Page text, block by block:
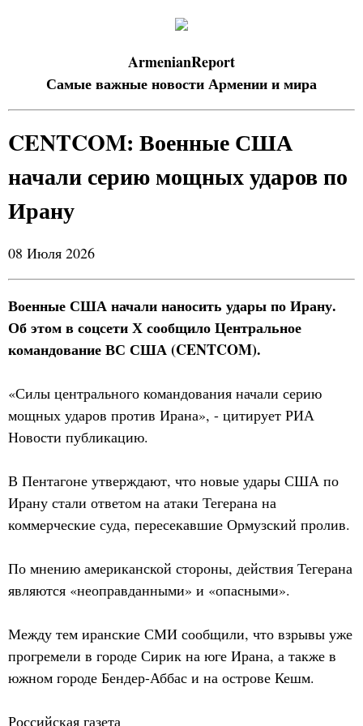
ArmenianReport
Самые важные новости Армении и мира
CENTCOM: Военные США
начали серию мощных ударов по
Ирану
08 Июля 2026
Военные США начали наносить удары по Ирану.
Об этом в соцсети Х сообщило Центральное
командование ВС США (CENTCOM).
«Силы центрального командования начали серию
мощных ударов против Ирана», - цитирует РИА
Новости публикацию.
В Пентагоне утверждают, что новые удары США по
Ирану стали ответом на атаки Тегерана на
коммерческие суда, пересекавшие Ормузский пролив.
По мнению американской стороны, действия Тегерана
являются «неоправданными» и «опасными».
Между тем иранские СМИ сообщили, что взрывы уже
прогремели в городе Сирик на юге Ирана, а также в
южном городе Бендер-Аббас и на острове Кешм.
Российская газета